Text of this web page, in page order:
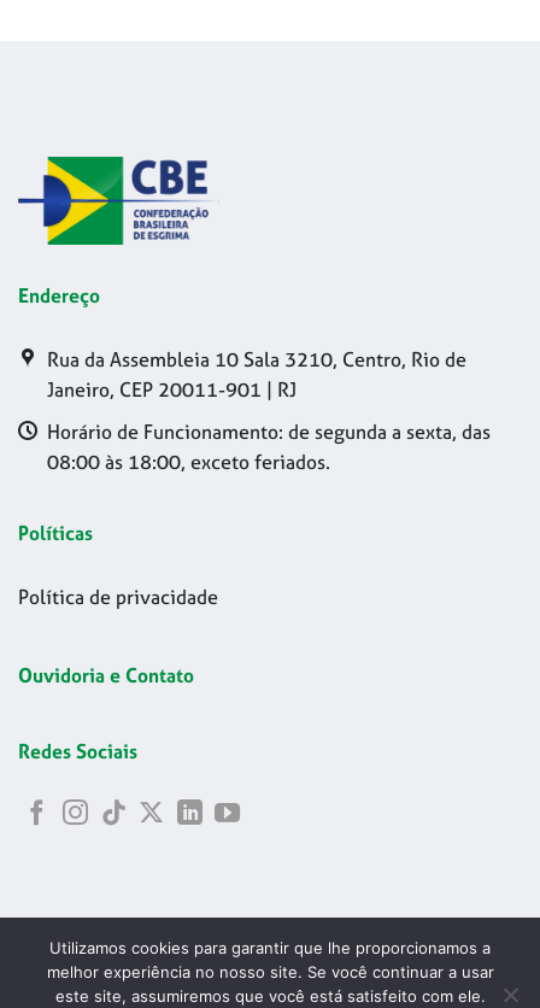
Endereço
Rua da Assembleia 10 Sala 3210, Centro, Rio de
Janeiro, CEP 20011-901 | RJ
Horário de Funcionamento: de segunda a sexta, das
08:00 às 18:00, exceto feriados.
Políticas
Política de privacidade
Ouvidoria e Contato
Redes Sociais
Utilizamos cookies para garantir que lhe proporcionamos a
melhor experiência no nosso site. Se você continuar a usar
este site, assumiremos que você está satisfeito com ele.